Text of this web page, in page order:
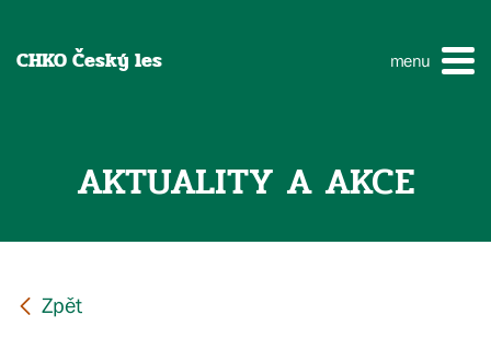
CHKO Český les menu
AKTUALITY A AKCE